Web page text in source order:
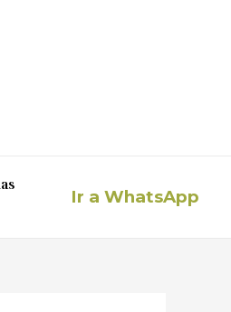
Ir a WhatsApp